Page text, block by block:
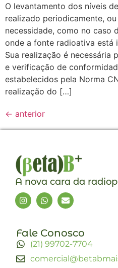
O levantamento dos níveis
realizado periodicamente,
necessidade, como no caso
onde a fonte radioativa está
Sua realização é necessária
e verificação de
estabelecidos pela Norma
realização do […]
← anterior
A nova cara da
Fale Conosco
(21) 99702-7704